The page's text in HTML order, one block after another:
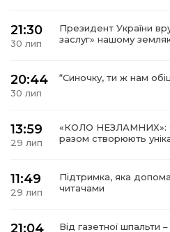
21:30
30 лип
Президент України
заслуг» нашому
20:44
30 лип
“Синочку, ти ж нам
13:59
29 лип
«КОЛО НЕЗЛАМНИХ»:
разом створюють
11:49
29 лип
Підтримка, яка
читачами
21:04
Від газетної шпальти